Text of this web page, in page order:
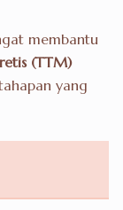
membantu
(TTM)
yang